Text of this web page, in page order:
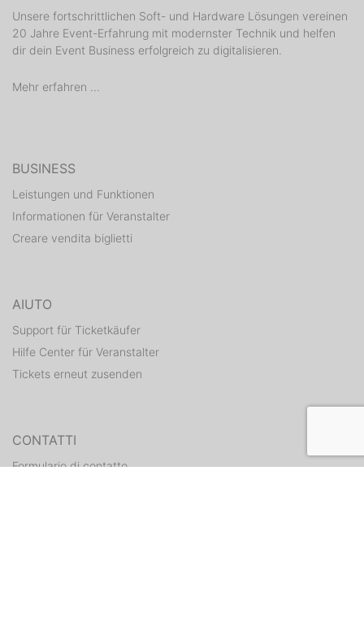
Unsere fortschrittlichen Soft- und Hardware Lösungen vereinen
20 Jahre Event-Erfahrung mit modernster Technik und helfen
dir dein Event Business erfolgreich zu digitalisieren.
Mehr erfahren ...
BUSINESS
Leistungen und Funktionen
Informationen für Veranstalter
Creare vendita biglietti
AIUTO
Support für Ticketkäufer
Hilfe Center für Veranstalter
Tickets erneut zusenden
CONTATTI
Formulario di contatto